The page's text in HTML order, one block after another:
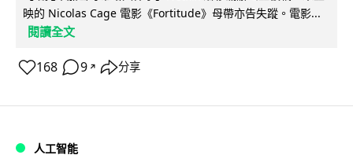
映的 Nicolas Cage 電影《Fortitude》母帶亦告失蹤。電影...
閱讀全文
168 9 ↗ 分享
人工智能